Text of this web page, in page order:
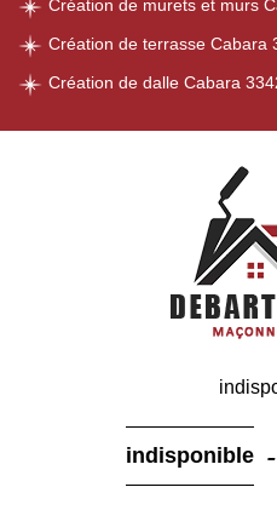
Création de murets et murs
Création de terrasse Cabara
Création de dalle Cabara
indisponible -